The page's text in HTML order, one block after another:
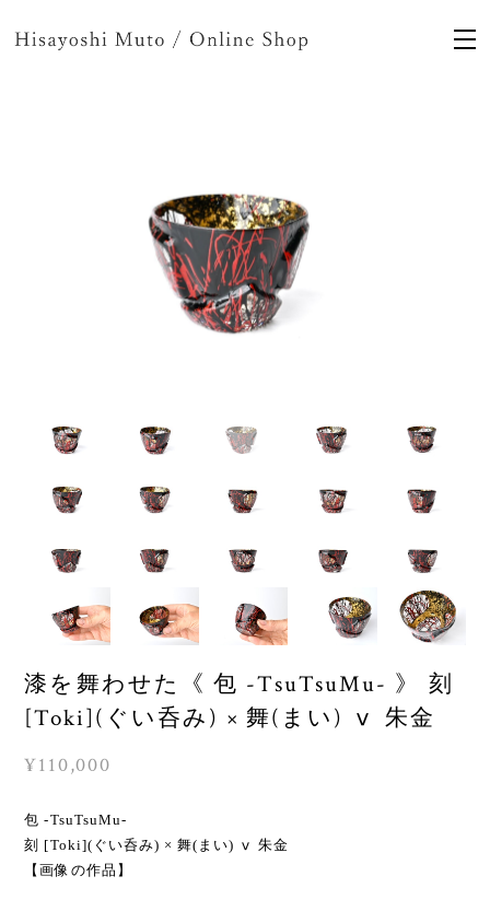
漆を舞わせた《 包 -TsuTsuMu- 》 刻
[Toki](ぐい呑み) × 舞(まい) ⅴ 朱金
¥110,000
包 -TsuTsuMu-
刻 [Toki](ぐい呑み) × 舞(まい) ⅴ 朱金
【画像の作品】